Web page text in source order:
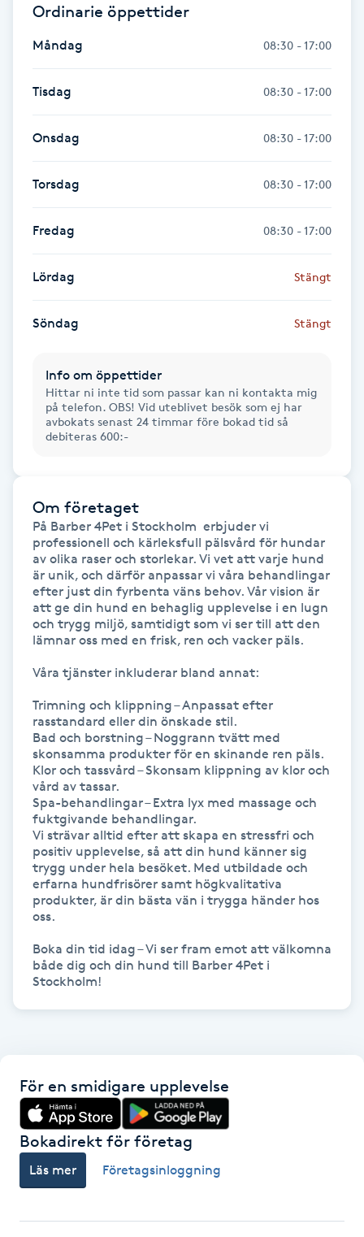
Hårbottenbehandling
Hårförlängning
Hårvård
Hälsa
Hälsprickor
Idrottsmassage
IPL hårborttagning
J
Japansk massage
Katun fransar
Kemisk peeling
Keratinbehandling
Kinesiologi
Kinesisk medicin
Kiropraktik
Klangmassage
Klippning
Koppningsmassage
Kosmetisk tatuering
Kostrådgivning
Kroppsinpackning
Ordinarie öppettider
Måndag 08:30 - 17:00
Tisdag 08:30 - 17:00
Onsdag 08:30 - 17:00
Torsdag 08:30 - 17:00
Fredag 08:30 - 17:00
Lördag Stängt
Söndag Stängt
Info om öppettider
Hittar ni inte tid som passar kan ni kontakta mig
på telefon. OBS! Vid uteblivet besök som ej har
avbokats senast 24 timmar före bokad tid så
debiteras 600:-
Om företaget
På Barber 4Pet i Stockholm  erbjuder vi
professionell och kärleksfull pälsvård för hundar
av olika raser och storlekar. Vi vet att varje hund
är unik, och därför anpassar vi våra behandlingar
efter just din fyrbenta väns behov. Vår vision är
att ge din hund en behaglig upplevelse i en lugn
och trygg miljö, samtidigt som vi ser till att den
lämnar oss med en frisk, ren och vacker päls.
Våra tjänster inkluderar bland annat:
Trimning och klippning – Anpassat efter
rasstandard eller din önskade stil.
Bad och borstning – Noggrann tvätt med
skonsamma produkter för en skinande ren päls.
Klor och tassvård – Skonsam klippning av klor och
vård av tassar.
Spa-behandlingar – Extra lyx med massage och
fuktgivande behandlingar.
Vi strävar alltid efter att skapa en stressfri och
positiv upplevelse, så att din hund känner sig
trygg under hela besöket. Med utbildade och
erfarna hundfrisörer samt högkvalitativa
produkter, är din bästa vän i trygga händer hos
oss.
Boka din tid idag – Vi ser fram emot att välkomna
både dig och din hund till Barber 4Pet i
Stockholm!
För en smidigare upplevelse
Bokadirekt för företag
Läs mer Företagsinloggning